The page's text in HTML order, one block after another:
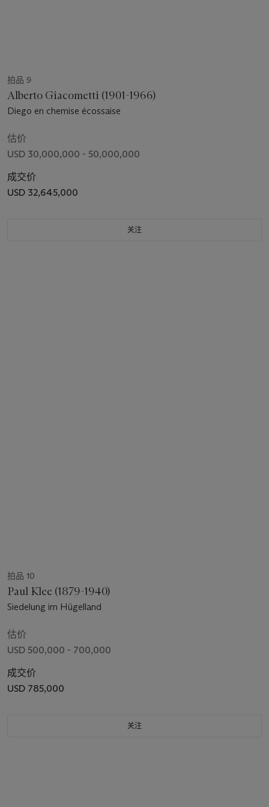
拍品 9
Alberto Giacometti (1901-1966)
Diego en chemise écossaise
估价
USD 30,000,000 - 50,000,000
成交价
USD 32,645,000
关注
拍品 10
Paul Klee (1879-1940)
Siedelung im Hügelland
估价
USD 500,000 - 700,000
成交价
USD 785,000
关注